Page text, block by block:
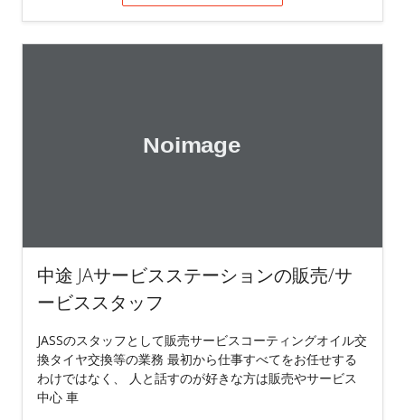
中途 JAサービスステーションの販売/サ
ービススタッフ
JASSのスタッフとして販売サービスコーティングオイル交
換タイヤ交換等の業務 最初から仕事すべてをお任せする
わけではなく、 人と話すのが好きな方は販売やサービス
中心 車